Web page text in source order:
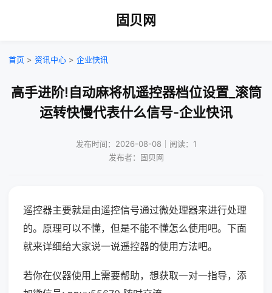
固贝网
首页 > 资讯中心 > 企业快讯
高手进阶!自动麻将机遥控器档位设置_滚筒
运转快慢代表什么信号-企业快讯
发布时间：2026-08-08｜阅读：1
发布者：固贝网
遥控器主要就是由遥控信号通过微处理器来进行处理
的。原理可以不懂，但是不能不懂怎么使用吧。下面
就来详细给大家说一说遥控器的使用方法吧。
若你在仪器使用上需要帮助，想获取一对一指导，添